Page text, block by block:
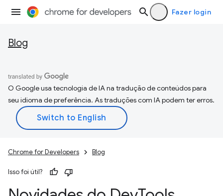
Fazer login
Blog
O Google usa tecnologia de IA na tradução de conteúdos para
seu idioma de preferência. As traduções com IA podem ter erros.
Chrome for Developers Blog
Isso foi útil?